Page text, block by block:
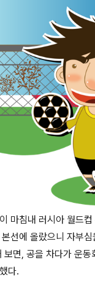
마침내 러시아 월드
선에 올랐으니 자부심
보면, 공을 차다가 운동
다.